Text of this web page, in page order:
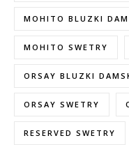
MOHITO BLUZKI
MOHITO SWETRY
ORSAY BLUZKI
ORSAY SWETRY
RESERVED SWETRY